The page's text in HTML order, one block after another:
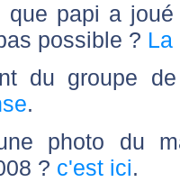
papi a joué
possible ? La
du groupe de
.
photo du
? c'est ici.